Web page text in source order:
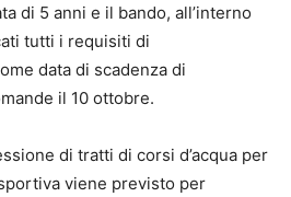
di 5 anni e il bando, all’interno
tutti i requisiti di
data di scadenza di
il 10 ottobre.
di tratti di corsi d’acqua per
viene previsto per